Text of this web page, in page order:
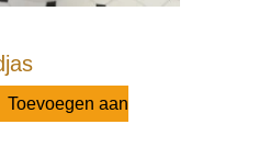
Toevoegen aan